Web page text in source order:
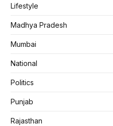
Lifestyle
Madhya Pradesh
Mumbai
National
Politics
Punjab
Rajasthan